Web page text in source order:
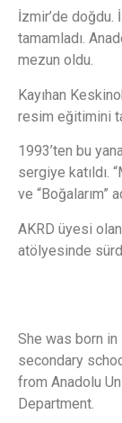
İzmir’de
tamamladı.
mezun oldu.
Kayıhan
resim eğitimini
1993’ten bu
sergiye katıldı.
ve “Boğalarım”
AKRD üyesi olan
atölyesinde
She was born
secondary
from Anadolu
Department.